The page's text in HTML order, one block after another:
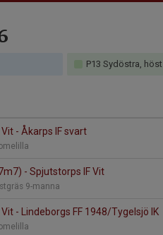
P13 Sydöstra, höst
- Åkarps IF svart
- Spjutstorps IF Vit
9-manna
- Lindeborgs FF 1948/Tygelsjö IK